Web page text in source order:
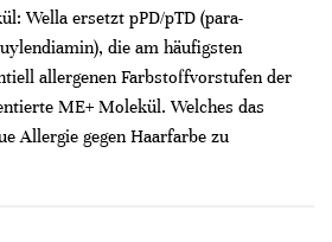
Wella ersetzt pPD/pTD (para-
die am häufigsten
allergenen Farbstoffvorstufen der
ME+ Molekül. Welches das
Allergie gegen Haarfarbe zu